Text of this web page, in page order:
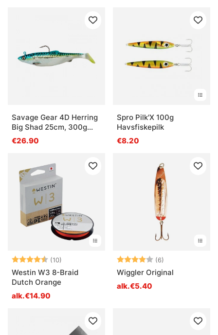
Savage Gear 4D Herring
Big Shad 25cm, 300g
2+1pcs - Green Mackerel
€26.90
Spro Pilk'X 100g
Havsfiskepilk
€8.20
Arvio: (10)
4.4 5:sta tähdestä
Westin W3 8-Braid
Dutch Orange
alk.€14.90
Arvio: (6)
Wiggler Original
alk.€5.40